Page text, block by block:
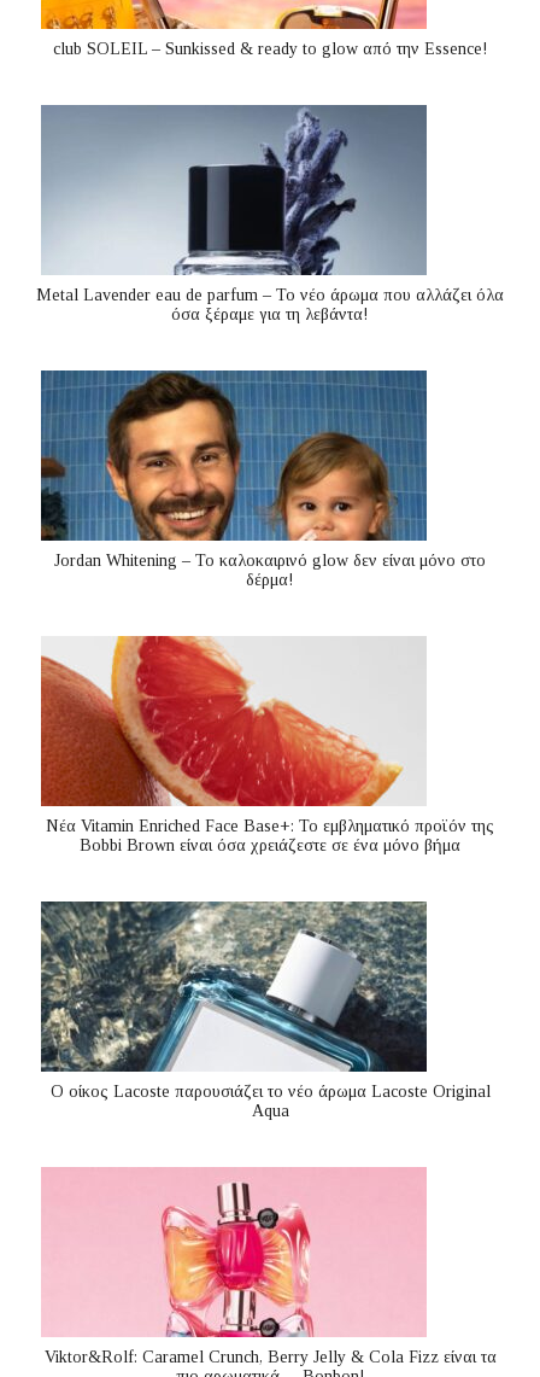
club SOLEIL – Sunkissed & ready to glow από την Essence!
Metal Lavender eau de parfum – Το νέο άρωμα που αλλάζει όλα
όσα ξέραμε για τη λεβάντα!
Jordan Whitening – Το καλοκαιρινό glow δεν είναι μόνο στο
δέρμα!
Nέα Vitamin Enriched Face Base+: Το εμβληματικό προϊόν της
Bobbi Brown είναι όσα χρειάζεστε σε ένα μόνο βήμα
Ο οίκος Lacoste παρουσιάζει το νέο άρωμα Lacoste Original
Aqua
Viktor&Rolf: Caramel Crunch, Berry Jelly & Cola Fizz είναι τα